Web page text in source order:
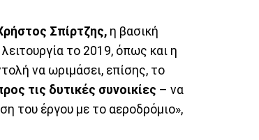
Σπίρτζης, η βασική
το 2019, όπως και η
να ωριμάσει, επίσης, το
τις δυτικές συνοικίες – να
του έργου με το αεροδρόμιο»,